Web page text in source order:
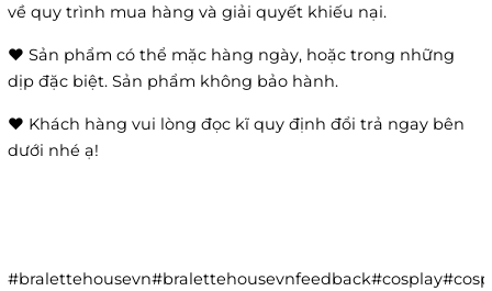
về quy trình mua hàng và giải quyết khiếu nại.
❤️ Sản phẩm có thể mặc hàng ngày, hoặc trong những
dịp đặc biệt. Sản phẩm không bảo hành.
❤️ Khách hàng vui lòng đọc kĩ quy định đổi trả ngay bên
dưới nhé ạ!